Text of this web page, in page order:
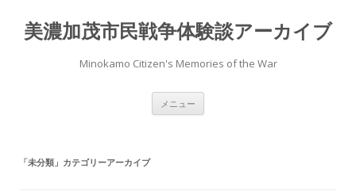
美濃加茂市民戦争体験談アーカイブ
Minokamo Citizen's Memories of the War
メニュー
「未分類 」カテゴリーアーカイブ